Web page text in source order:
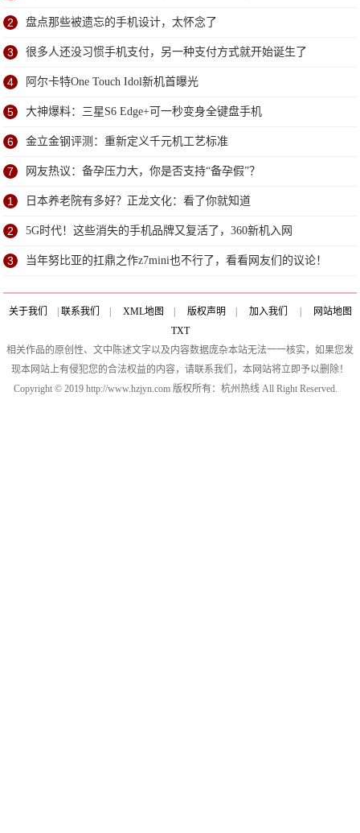
2 盘点那些被遗忘的手机设计，太怀念了
3 很多人还没习惯手机支付，另一种支付方式就开始诞生了
4 阿尔卡特One Touch Idol新机首曝光
5 大神爆料：三星S6 Edge+可一秒变身全键盘手机
6 金立金钢评测：重新定义千元机工艺标准
7 网友热议：备孕压力大，你是否支持“备孕假”？
1 日本养老院有多好？正龙文化：看了你就知道
2 5G时代！这些消失的手机品牌又复活了，360新机入网
3 当年努比亚的扛鼎之作z7mini也不行了，看看网友们的议论！
关于我们 | 联系我们 | XML地图 | 版权声明 | 加入我们 |
网站地图
TXT
相关作品的原创性、文中陈述文字以及内容数据庞杂本站无法一一核实，如果您发
现本网站上有侵犯您的合法权益的内容，请联系我们，本网站将立即予以删除！
Copyright © 2019 http://www.hzjyn.com 版权所有：杭州热线 All Right Reserved.